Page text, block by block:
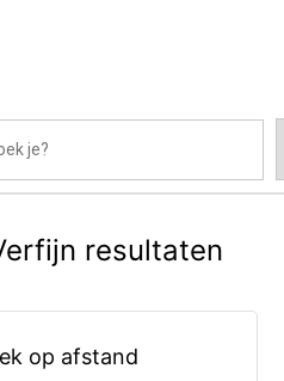
resultaten
op afstand